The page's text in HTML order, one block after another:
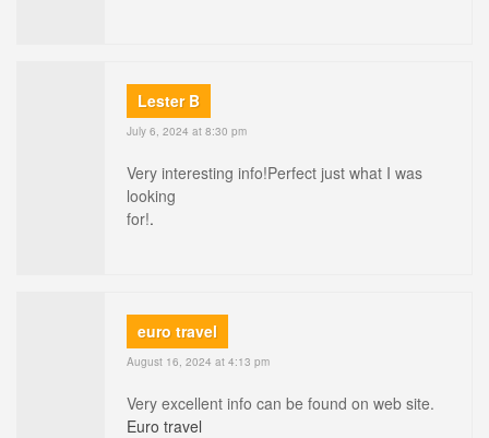
Lester B
July 6, 2024 at 8:30 pm
Very interesting info!Perfect just what I was
looking
for!.
euro travel
August 16, 2024 at 4:13 pm
Very excellent info can be found on web site.
Euro travel